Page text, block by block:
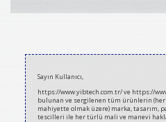
2021-
Sayın Kullanıcı,
https://www.yibtech.com.tr/ ve https://
bulunan ve sergilenen tüm ürünlerin (her
mahiyette olmak üzere) marka, tasarım,
tescilleri ile her türlü mali ve manevi